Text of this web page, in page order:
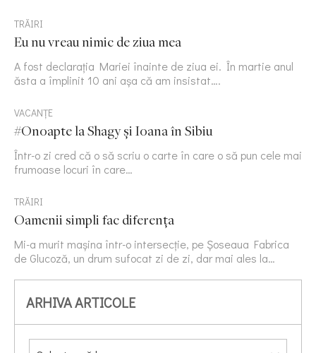
TRĂIRI
Eu nu vreau nimic de ziua mea
A fost declarația Mariei înainte de ziua ei. În martie anul
ăsta a împlinit 10 ani așa că am insistat….
VACANȚE
#Onoapte la Shagy și Ioana în Sibiu
Într-o zi cred că o să scriu o carte în care o să pun cele mai
frumoase locuri în care…
TRĂIRI
Oamenii simpli fac diferența
Mi-a murit mașina într-o intersecție, pe Șoseaua Fabrica
de Glucoză, un drum sufocat zi de zi, dar mai ales la…
ARHIVA ARTICOLE